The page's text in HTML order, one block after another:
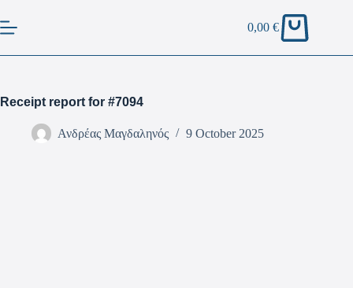
0,00€
Receipt report for #7094
Ανδρέας Μαγδαληνός 9 October 2025